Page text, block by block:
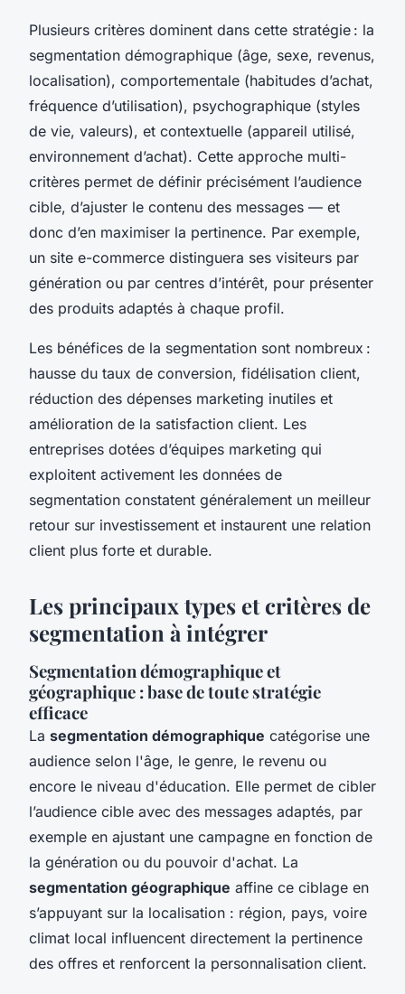
Plusieurs critères dominent dans cette stratégie : la
segmentation démographique (âge, sexe, revenus,
localisation), comportementale (habitudes d’achat,
fréquence d’utilisation), psychographique (styles
de vie, valeurs), et contextuelle (appareil utilisé,
environnement d’achat). Cette approche multi-
critères permet de définir précisément l’audience
cible, d’ajuster le contenu des messages — et
donc d’en maximiser la pertinence. Par exemple,
un site e-commerce distinguera ses visiteurs par
génération ou par centres d’intérêt, pour présenter
des produits adaptés à chaque profil.
Les bénéfices de la segmentation sont nombreux :
hausse du taux de conversion, fidélisation client,
réduction des dépenses marketing inutiles et
amélioration de la satisfaction client. Les
entreprises dotées d’équipes marketing qui
exploitent activement les données de
segmentation constatent généralement un meilleur
retour sur investissement et instaurent une relation
client plus forte et durable.
Les principaux types et critères de
segmentation à intégrer
Segmentation démographique et
géographique : base de toute stratégie
efficace
La segmentation démographique catégorise une
audience selon l'âge, le genre, le revenu ou
encore le niveau d'éducation. Elle permet de cibler
l’audience cible avec des messages adaptés, par
exemple en ajustant une campagne en fonction de
la génération ou du pouvoir d'achat. La
segmentation géographique affine ce ciblage en
s’appuyant sur la localisation : région, pays, voire
climat local influencent directement la pertinence
des offres et renforcent la personnalisation client.